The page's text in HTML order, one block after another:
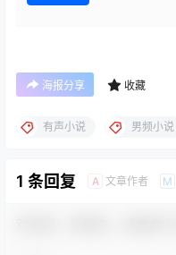
海报分享 收藏
有声小说 男频小说
1 条回复 A 文章作者 M